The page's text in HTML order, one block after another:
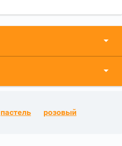
пастель
розовый